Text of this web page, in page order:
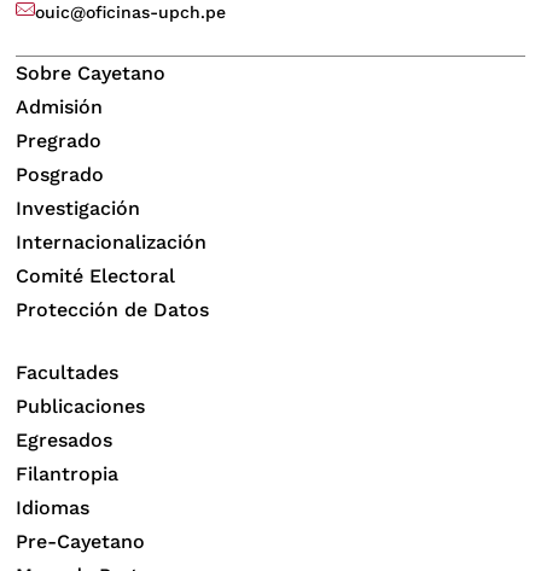
ouic@oficinas-upch.pe
Sobre Cayetano
Admisión
Pregrado
Posgrado
Investigación
Internacionalización
Comité Electoral
Protección de Datos
Facultades
Publicaciones
Egresados
Filantropia
Idiomas
Pre-Cayetano